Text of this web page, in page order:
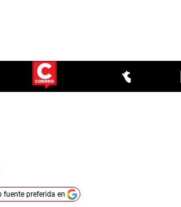
fuente preferida en